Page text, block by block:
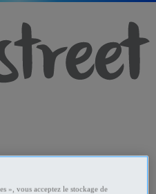
», vous acceptez le stockage de